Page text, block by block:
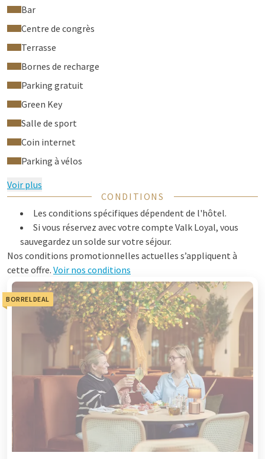
Bar
Centre de congrès
Terrasse
Bornes de recharge
Parking gratuit
Green Key
Salle de sport
Coin internet
Parking à vélos
Voir plus
CONDITIONS
Les conditions spécifiques dépendent de l'hôtel.
Si vous réservez avec votre compte Valk Loyal, vous
sauvegardez un solde sur votre séjour.
Nos conditions promotionnelles actuelles s’appliquent à
cette offre. Voir nos conditions
BORRELDEAL